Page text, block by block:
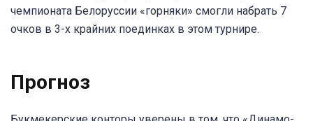
чемпионата Белоруссии «горняки» смогли набрать 7
очков в 3-х крайних поединках в этом турнире.
Прогноз